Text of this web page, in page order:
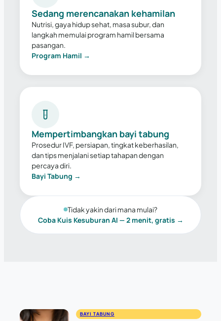
Sedang merencanakan kehamilan
Nutrisi, gaya hidup sehat, masa subur, dan
langkah memulai program hamil bersama
pasangan.
Program Hamil →
Mempertimbangkan bayi tabung
Prosedur IVF, persiapan, tingkat keberhasilan,
dan tips menjalani setiap tahapan dengan
percaya diri.
Bayi Tabung →
Tidak yakin dari mana mulai?
Coba Kuis Kesuburan AI — 2 menit, gratis →
BAYI TABUNG